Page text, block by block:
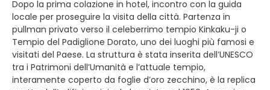
Dopo la prima colazione in hotel, incontro con la guida
locale per proseguire la visita della città. Partenza in
pullman privato verso il celeberrimo tempio Kinkaku-ji o
Tempio del Padiglione Dorato, uno dei luoghi più famosi e
visitati del Paese. La struttura è stata inserita dell’UNESCO
tra i Patrimoni dell’Umanità e l’attuale tempio,
interamente coperto da foglie d’oro zecchino, è la replica